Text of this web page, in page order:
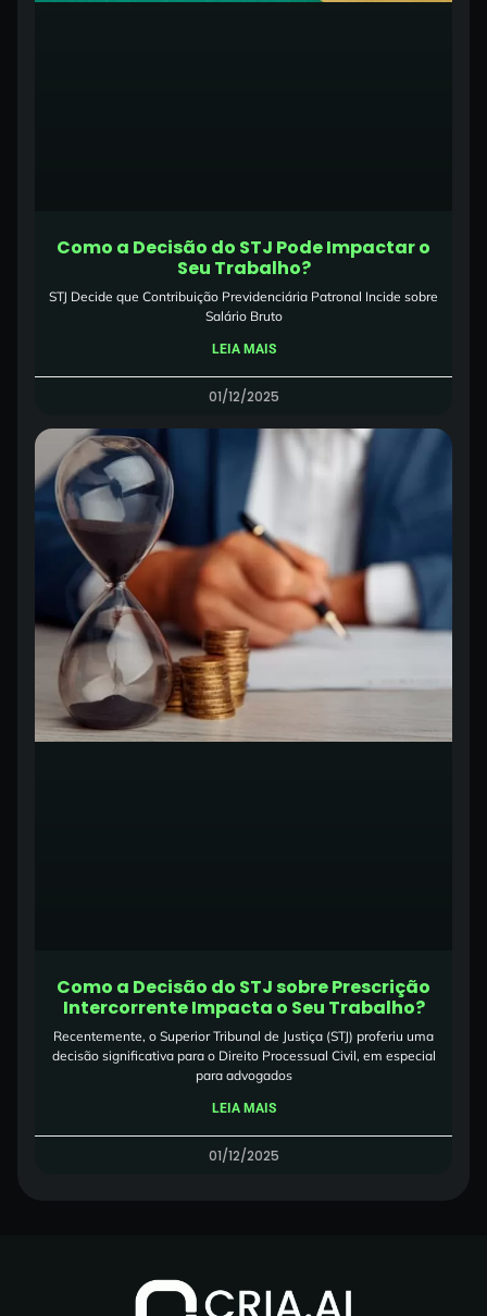
Como a Decisão do STJ Pode Impactar o
Seu Trabalho?
STJ Decide que Contribuição Previdenciária Patronal Incide sobre
Salário Bruto
LEIA MAIS
01/12/2025
Como a Decisão do STJ sobre Prescrição
Intercorrente Impacta o Seu Trabalho?
Recentemente, o Superior Tribunal de Justiça (STJ) proferiu uma
decisão significativa para o Direito Processual Civil, em especial
para advogados
LEIA MAIS
01/12/2025